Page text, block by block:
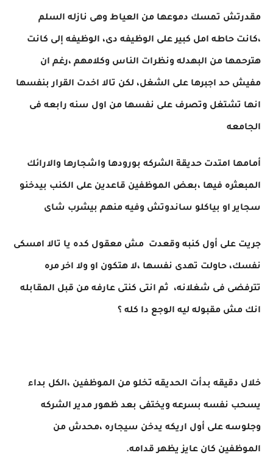
مقدرتش تمسك دموعها من العياط وهى نازله السلم
،كانت حاطه امل كبير على الوظيفه دى، الوظيفه إلى كانت
هترحمها من البهدله ونظرات الناس وكلامهم ،رغم ان
مفيش حد اجبرها على الشغل، لكن تالا اخدت القرار بنفسها
انها تشتغل وتصرف على نفسها من اول سنه رابعه فى
الجامعه
أمامها امتدت حديقة الشركه بورودها واشجارها والارائك
المبعثره فيها ،بعض الموظفين قاعدين على الكنب بيدخنو
سجاير او بياكلو ساندوتش وفيه منهم بيشرب شاى
جريت على أول كنبه وقعدت مش معقول كده يا تالا امسكى
نفسك، حاولت تهدى نفسها ،لا هتكون او ولا اخر مره
تترفضى فى شغلانه، ثم انتى كنتى عارفه من قبل المقابله
انك مش مقبوله ليه الوجع دا كله ؟
خلال دقيقه بدأت الحديقه تخلو من الموظفين ،الكل بداء
يسحب نفسه بسرعه ويختفى بعد ظهور مدير الشركه
وجلوسه على أول اريكه يدخن سيجاره ،محدش من
الموظفين كان عايز يظهر قدامه.